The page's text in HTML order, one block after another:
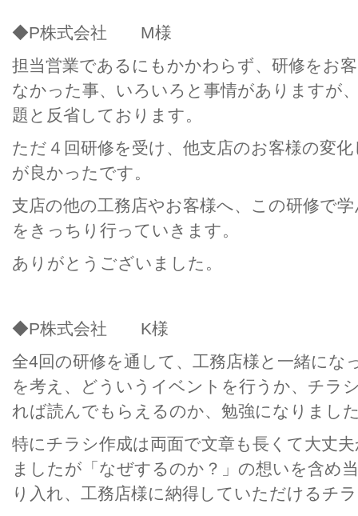
◆P株式会社 M様
担当営業であるにもかかわらず、研修をお
なかった事、いろいろと事情がありますが
題と反省しております。
ただ４回研修を受け、他支店のお客様の変
が良かったです。
支店の他の工務店やお客様へ、この研修で
をきっちり行っていきます。
ありがとうございました。
◆P株式会社 K様
全4回の研修を通して、工務店様と一緒にな
を考え、どういうイベントを行うか、チラ
れば読んでもらえるのか、勉強になりまし
特にチラシ作成は両面で文章も長くて大
ましたが「なぜするのか？」の想いを含め
り入れ、工務店様に納得していただけるチ